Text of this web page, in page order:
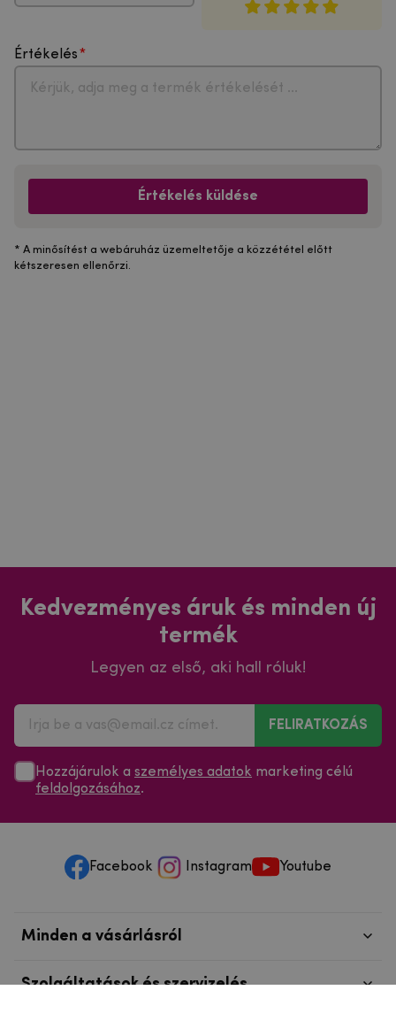
Értékelés
Értékelés küldése
* A minősítést a webáruház üzemeltetője a közzététel előtt
kétszeresen ellenőrzi.
Kedvezményes áruk és minden új
termék
Legyen az első, aki hall róluk!
FELIRATKOZÁS
Hozzájárulok a személyes adatok marketing célú
feldolgozásához.
Facebook Instagram Youtube
Minden a vásárlásról
Szolgáltatások és szervizelés